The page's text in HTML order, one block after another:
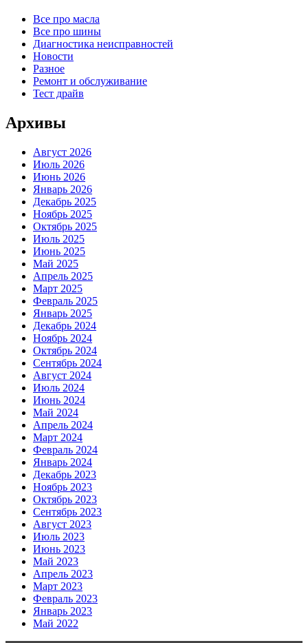
Все про масла
Все про шины
Диагностика неисправностей
Новости
Разное
Ремонт и обслуживание
Тест драйв
Архивы
Август 2026
Июль 2026
Июнь 2026
Январь 2026
Декабрь 2025
Ноябрь 2025
Октябрь 2025
Июль 2025
Июнь 2025
Май 2025
Апрель 2025
Март 2025
Февраль 2025
Январь 2025
Декабрь 2024
Ноябрь 2024
Октябрь 2024
Сентябрь 2024
Август 2024
Июль 2024
Июнь 2024
Май 2024
Апрель 2024
Март 2024
Февраль 2024
Январь 2024
Декабрь 2023
Ноябрь 2023
Октябрь 2023
Сентябрь 2023
Август 2023
Июль 2023
Июнь 2023
Май 2023
Апрель 2023
Март 2023
Февраль 2023
Январь 2023
Май 2022